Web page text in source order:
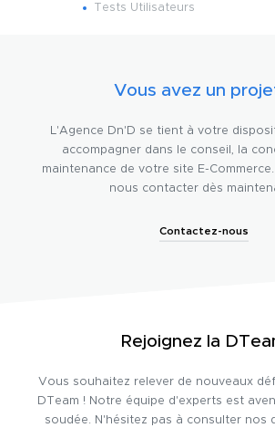
Tests Utilisateurs
Vous avez un
L'Agence Dn'D se tient à votre
accompagner dans le conseil, la
maintenance de votre site E-
nous contacter dès
Contactez-nous
Rejoignez la
Vous souhaitez relever de nouveaux
DTeam ! Notre équipe d'experts est
soudée. N'hésitez pas à consulter nos